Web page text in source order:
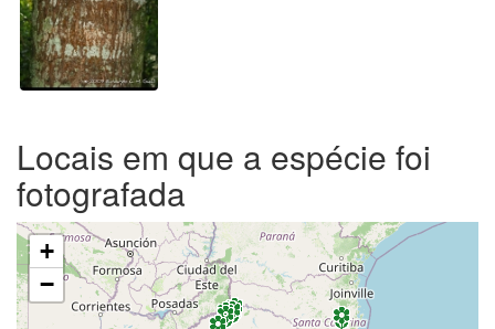
Locais em que a espécie foi
fotografada
+
−